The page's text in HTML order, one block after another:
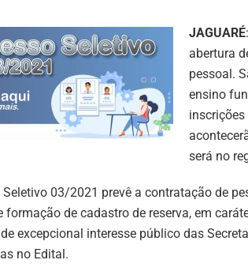
JAGUARÉ
abertura
pessoal.
ensino
será no
Seletivo 03/2021 prevê a contratação de
formação de cadastro de reserva, em
excepcional interesse público das
no Edital.